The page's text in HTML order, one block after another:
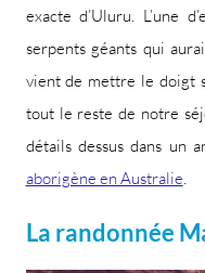
exacte d’Uluru. L’une
serpents géants qui
vient de mettre le doigt
tout le reste de notre
détails dessus dans un
aborigène en Australie.
La randonnée